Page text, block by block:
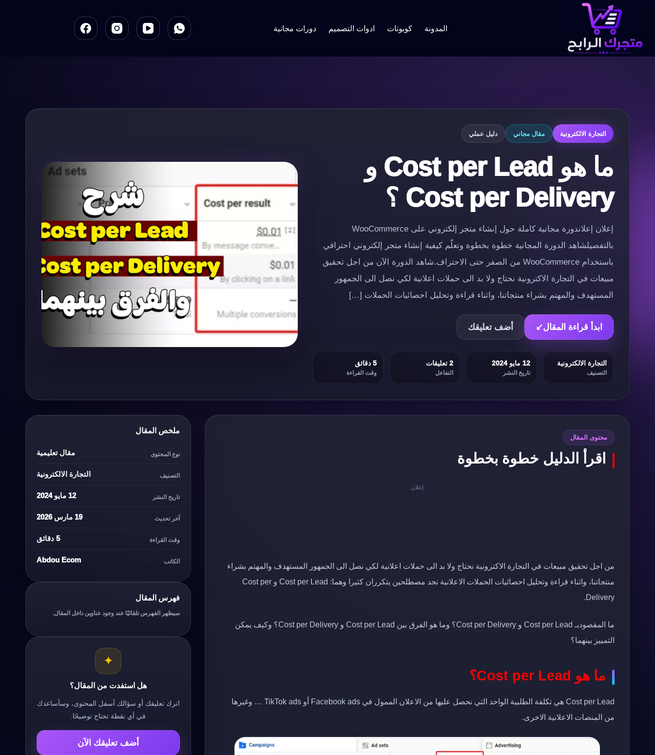
المدونة كوبونات ادوات التصميم دورات مجانية
التجارة الالكترونية مقال مجاني دليل عملي
ما هو Cost per Lead و
Cost per Delivery ؟
إعلان إعلاندورة مجانية كاملة حول إنشاء متجر إلكتروني على WooCommerce
بالتفصيلشاهد الدورة المجانية خطوة بخطوة وتعلّم كيفية إنشاء متجر إلكتروني احترافي
باستخدام WooCommerce من الصفر حتى الاحتراف.شاهد الدورة الآن من اجل تحقيق
مبيعات في التجارة الاكترونية نحتاج ولا بد الى حملات اعلانية لكي نصل الى الجمهور
المستهدف والمهتم بشراء منتجاتنا، واثناء قراءة وتحليل احصائيات الحملات […]
ابدأ قراءة المقال↙ أضف تعليقك
التجارة الالكترونية
التصنيف
12 مايو 2024
تاريخ النشر
2 تعليقات
التفاعل
5 دقائق
وقت القراءة
محتوى المقال
اقرأ الدليل خطوة بخطوة
إعلان
من اجل تحقيق مبيعات في التجارة الاكترونية نحتاج ولا بد الى حملات اعلانية لكي نصل الى الجمهور المستهدف والمهتم بشراء
منتجاتنا، واثناء قراءة وتحليل احصائيات الحملات الاعلانية نجد مصطلحين يتكرران كثيرا وهما: Cost per Lead و Cost per
Delivery.
ما المقصودبـ Cost per Lead و Cost per Delivery؟ وما هو الفرق بين Cost per Lead و Cost per Delivery؟ وكيف يمكن
التمييز بينهما؟
ما هو Cost per Lead؟
Cost per Lead هي تكلفة الطلبية الواحد التي نحصل عليها من الاعلان الممول في Facebook ads أو TikTok ads … وغيرها
من المنصات الاعلانية الاخرى.
ملخص المقال
نوع المحتوى مقال تعليمية
التصنيف التجارة الالكترونية
تاريخ النشر 12 مايو 2024
آخر تحديث 19 مارس 2026
وقت القراءة 5 دقائق
الكاتب Abdou Ecom
فهرس المقال
سيظهر الفهرس تلقائيًا عند وجود عناوين داخل المقال.
✦
هل استفدت من المقال؟
اترك تعليقك أو سؤالك أسفل المحتوى، وسأساعدك
في أي نقطة تحتاج توضيحًا.
أضف تعليقك الآن